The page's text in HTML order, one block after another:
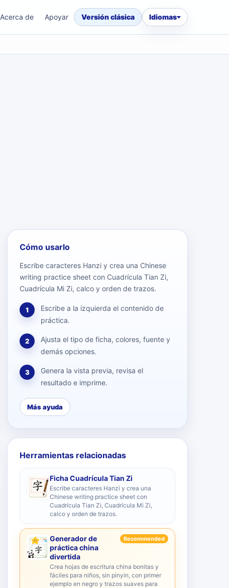
Acerca de Apoyar Versión clásica Idiomas
Cómo usarlo
Escribe caracteres Hanzi y crea una Chinese
writing practice sheet con Cuadrícula Tian Zi,
Cuadrícula Mi Zi, calco y orden de trazos.
1
Escribe a la izquierda el contenido de
práctica.
2
Ajusta el tipo de ficha, colores, fuente y
demás opciones.
3
Genera la vista previa, revisa el
resultado e imprime.
Más ayuda
Herramientas relacionadas
Ficha Cuadrícula Tian Zi
Escribe caracteres Hanzi y crea una
Chinese writing practice sheet con
Cuadrícula Tian Zi, Cuadrícula Mi Zi,
calco y orden de trazos.
Generador de
práctica china
divertida
Recommended
Crea hojas de escritura china bonitas y
fáciles para niños, sin pinyin, con primer
ejemplo en negro y trazos suaves para